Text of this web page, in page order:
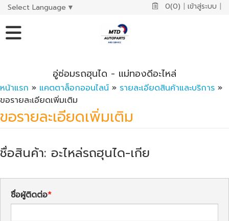
Select Language ▼ 0(0) | เข้าสู่ระบบ |
อู่ซ่อมรถฮุนได - แม่ทองดีอะไหล่
หน้าแรก » แคตตาล็อกออนไลน์ » รายละเอียดสินค้าและบริการ »
ขอรายละเอียดเพิ่มเติม
ขอรายละเอียดเพิ่มเติม
ชื่อสินค้า: อะไหล่รถฮุนได-เกีย
ชื่อผู้ติดต่อ